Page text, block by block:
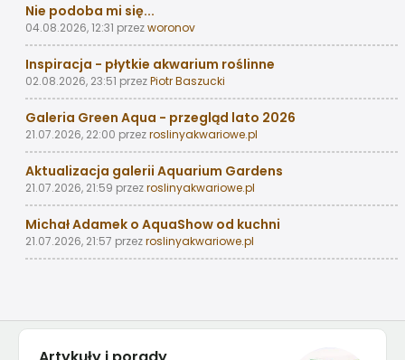
Nie podoba mi się...
04.08.2026, 12:31 przezworonov
Inspiracja - płytkie akwarium roślinne
02.08.2026, 23:51 przezPiotr Baszucki
Galeria Green Aqua - przegląd lato 2026
21.07.2026, 22:00 przezroslinyakwariowe.pl
Aktualizacja galerii Aquarium Gardens
21.07.2026, 21:59 przezroslinyakwariowe.pl
Michał Adamek o AquaShow od kuchni
21.07.2026, 21:57 przezroslinyakwariowe.pl